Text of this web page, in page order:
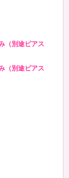
（別途ピアス
（別途ピアス